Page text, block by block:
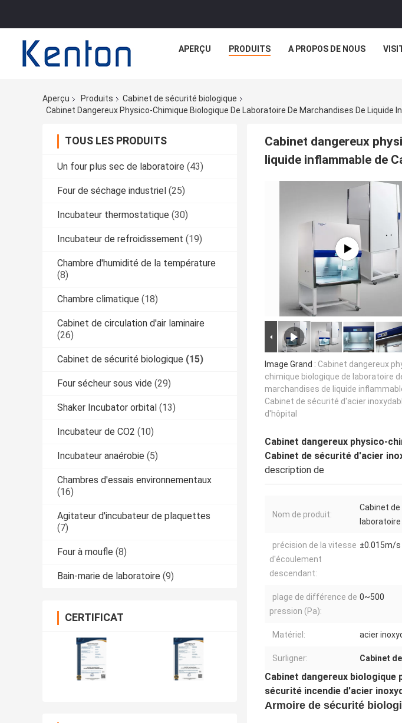
APERÇU PRODUITS A PROPOS DE NOUS
Aperçu Produits
Cabinet de sécurité biologique
TOUS LES PRODUITS
Un four plus sec de laboratoire (43)
Four de séchage industriel (25)
Incubateur thermostatique (30)
Incubateur de refroidissement (19)
Chambre d'humidité de la température
(8)
Chambre climatique (18)
Cabinet de circulation d'air laminaire
(26)
Cabinet de sécurité biologique (15)
Four sécheur sous vide (29)
Shaker Incubator orbital (13)
Incubateur de CO2 (10)
Incubateur anaérobie (5)
Chambres d'essais environnementaux
(16)
Agitateur d'incubateur de plaquettes
(7)
Four à moufle (8)
Bain-marie de laboratoire (9)
CERTIFICAT
Cabinet dangereux
liquide inflammable de
Image Grand : Cabinet dangereux
chimique biologique de laboratoire
marchandises de liquide
Cabinet de sécurité d'acier
d'hôpital
Cabinet dangereux physico-
Cabinet de sécurité d'acier
description de
Nom de produit:
Cabinet
laboratoire
précision de la vitesse
d'écoulement
descendant:
±0.015m/s
plage de différence de
pression (Pa):
0~500
Matériel: acier
Surligner: Cabinet
Cabinet dangereux biologique
sécurité incendie d'acier
Armoire de sécurité